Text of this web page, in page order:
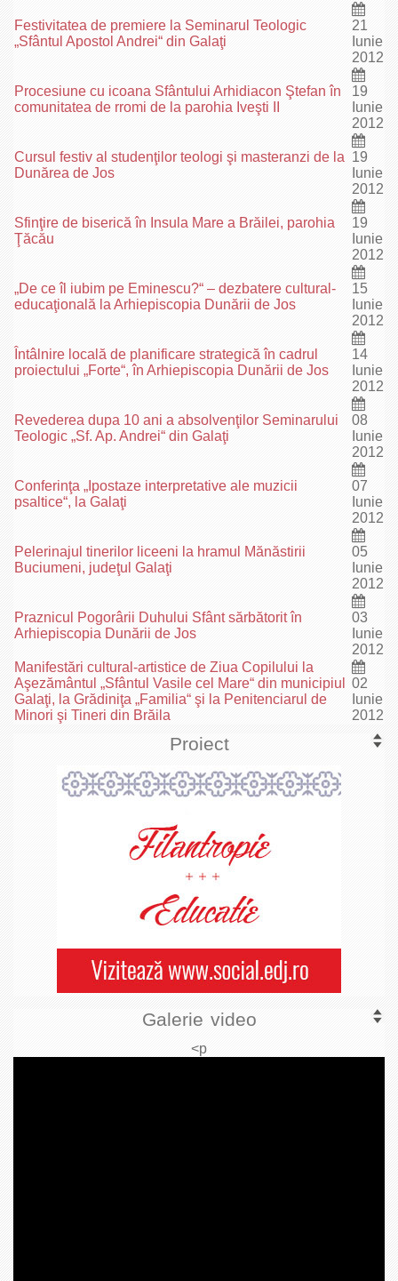
Festivitatea de premiere la Seminarul Teologic
„Sfântul Apostol Andrei“ din Galaţi
21
Iunie
2012
Procesiune cu icoana Sfântului Arhidiacon Ştefan în
comunitatea de rromi de la parohia Iveşti II
19
Iunie
2012
Cursul festiv al studenţilor teologi şi masteranzi de la
Dunărea de Jos
19
Iunie
2012
Sfinţire de biserică în Insula Mare a Brăilei, parohia
Ţăcău
19
Iunie
2012
„De ce îl iubim pe Eminescu?“ – dezbatere cultural-
educaţională la Arhiepiscopia Dunării de Jos
15
Iunie
2012
Întâlnire locală de planificare strategică în cadrul
proiectului „Forte“, în Arhiepiscopia Dunării de Jos
14
Iunie
2012
Revederea dupa 10 ani a absolvenţilor Seminarului
Teologic „Sf. Ap. Andrei“ din Galaţi
08
Iunie
2012
Conferinţa „Ipostaze interpretative ale muzicii
psaltice“, la Galaţi
07
Iunie
2012
Pelerinajul tinerilor liceeni la hramul Mănăstirii
Buciumeni, judeţul Galaţi
05
Iunie
2012
Praznicul Pogorârii Duhului Sfânt sărbătorit în
Arhiepiscopia Dunării de Jos
03
Iunie
2012
Manifestări cultural-artistice de Ziua Copilului la
Aşezământul „Sfântul Vasile cel Mare“ din municipiul
Galaţi, la Grădiniţa „Familia“ şi la Penitenciarul de
Minori şi Tineri din Brăila
02
Iunie
2012
Proiect
Galerie video
<p